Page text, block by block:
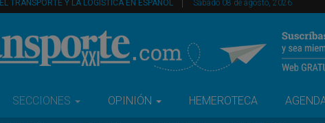
TRANSPORTE Y LA LOGÍSTICA EN ESPAÑOL Sábado 08 de agosto, 2026
SECCIONES OPINIÓN HEMEROTECA